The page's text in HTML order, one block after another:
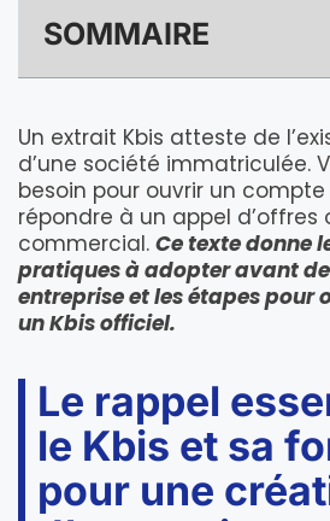
SOMMAIRE
Un extrait Kbis atteste de
d’une société immatriculée.
besoin pour ouvrir un
répondre à un appel d’offres
commercial. Ce texte donne
pratiques à adopter avant
entreprise et les étapes pour
un Kbis officiel.
Le rappel
le Kbis et sa
pour une